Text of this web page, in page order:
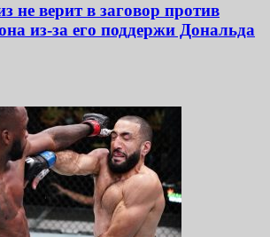
не верит в заговор против
из-за его поддержи Дональда